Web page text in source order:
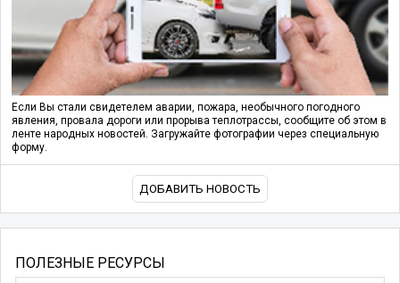
Если Вы стали свидетелем аварии, пожара, необычного погодного
явления, провала дороги или прорыва теплотрассы, сообщите об этом в
ленте народных новостей. Загружайте фотографии через специальную
форму.
ДОБАВИТЬ НОВОСТЬ
ПОЛЕЗНЫЕ РЕСУРСЫ